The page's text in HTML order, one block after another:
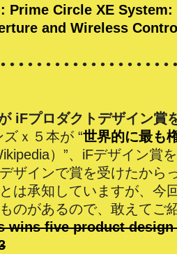
Prime Circle XE System:
and Wireless
• • • • • • • • • • • • • • • • • •
iFプロダクトデザイン賞
ｘ５本が “世界的に最も
）”、iFデザイン賞
ザインで賞を受けたから
は承知していますが、今
のがあるので、敢えてご
wins five product design